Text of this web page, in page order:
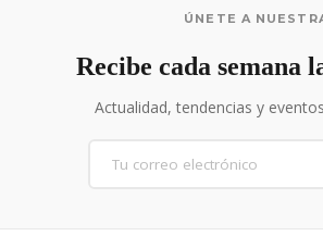
ÚNETE A
Recibe cada semana
Actualidad, tendencias y